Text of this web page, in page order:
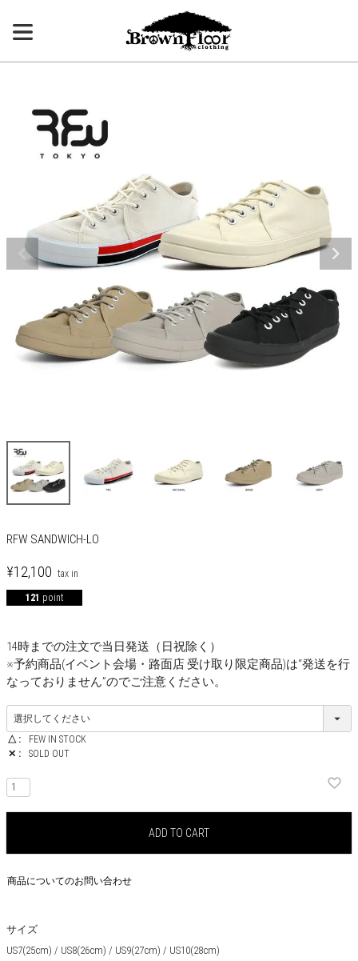
RFW SANDWICH-LO
¥12,100
121 point
14時までの注文で当日発送（日祝除く）
※予約商品(イベント会場・路面店 受け取り限定商品)は“発送を行
なっておりません”のでご注意ください。
△
FEW IN STOCK
✕
SOLD OUT
ADD TO CART
商品についてのお問い合わせ
サイズ
US7(25cm) / US8(26cm) / US9(27cm) / US10(28cm)